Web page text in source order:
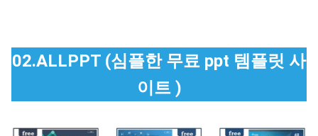
02.ALLPPT (심플한 무료 ppt 템플릿 사
이트 )